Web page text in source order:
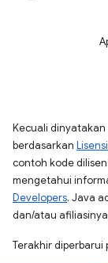
Kecuali dinyatakan
berdasarkan
contoh kode
mengetahui
Developers. Java
dan/atau
Terakhir diperbarui